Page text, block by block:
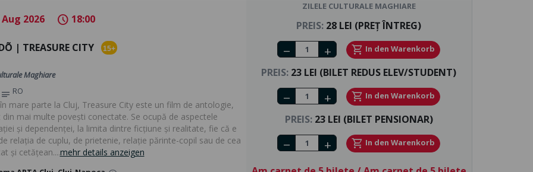
Aug 2026 schedule 18:00
| TREASURE CITY 15+
Maghiare
notes RO
mare parte la Cluj, Treasure City este un film de antologie,
mai multe povești conectate. Se ocupă de aspectele
și dependenței, la limita dintre ficțiune și realitate, fie că e
relația de cuplu, de prietenie, relație părinte-copil sau de cea
și cetățean....mehr details anzeigen
ZILELE CULTURALE MAGHIARE
PREIS: 28 LEI (PREȚ ÎNTREG)
Number of tickets
remove add shopping_cart In den Warenkorb
PREIS: 23 LEI (BILET REDUS ELEV/STUDENT)
Number of tickets
remove add shopping_cart In den Warenkorb
PREIS:23 LEI (BILET PENSIONAR)
Number of tickets
remove add shopping_cart In den Warenkorb